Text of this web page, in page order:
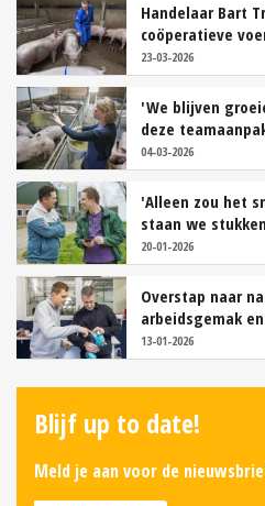
Handelaar Bart
coöperatieve
23-03-2026
'We blijven
deze
04-03-2026
'Alleen zou het
staan we
20-01-2026
Overstap naar
arbeidsgemak
13-01-2026
Blijf up to date!
Meld je aan voor de